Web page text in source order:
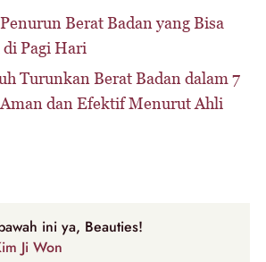
Berat Badan yang Bisa
Pagi Hari
Turunkan Berat Badan dalam 7
dan Efektif Menurut Ahli
ini ya, Beauties!
Ji Won